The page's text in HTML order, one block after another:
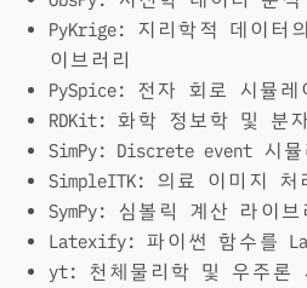
PyKrige: 지리학적 데이터
이브러리
PySpice: 전자 회로 시뮬레
RDKit: 화학 정보학 및 분
SimPy: Discrete event 시
SimpleITK: 의료 이미지 처
SymPy: 심볼릭 계산 라이브
Latexify: 파이썬 함수를
yt: 천체물리학 및 우주론